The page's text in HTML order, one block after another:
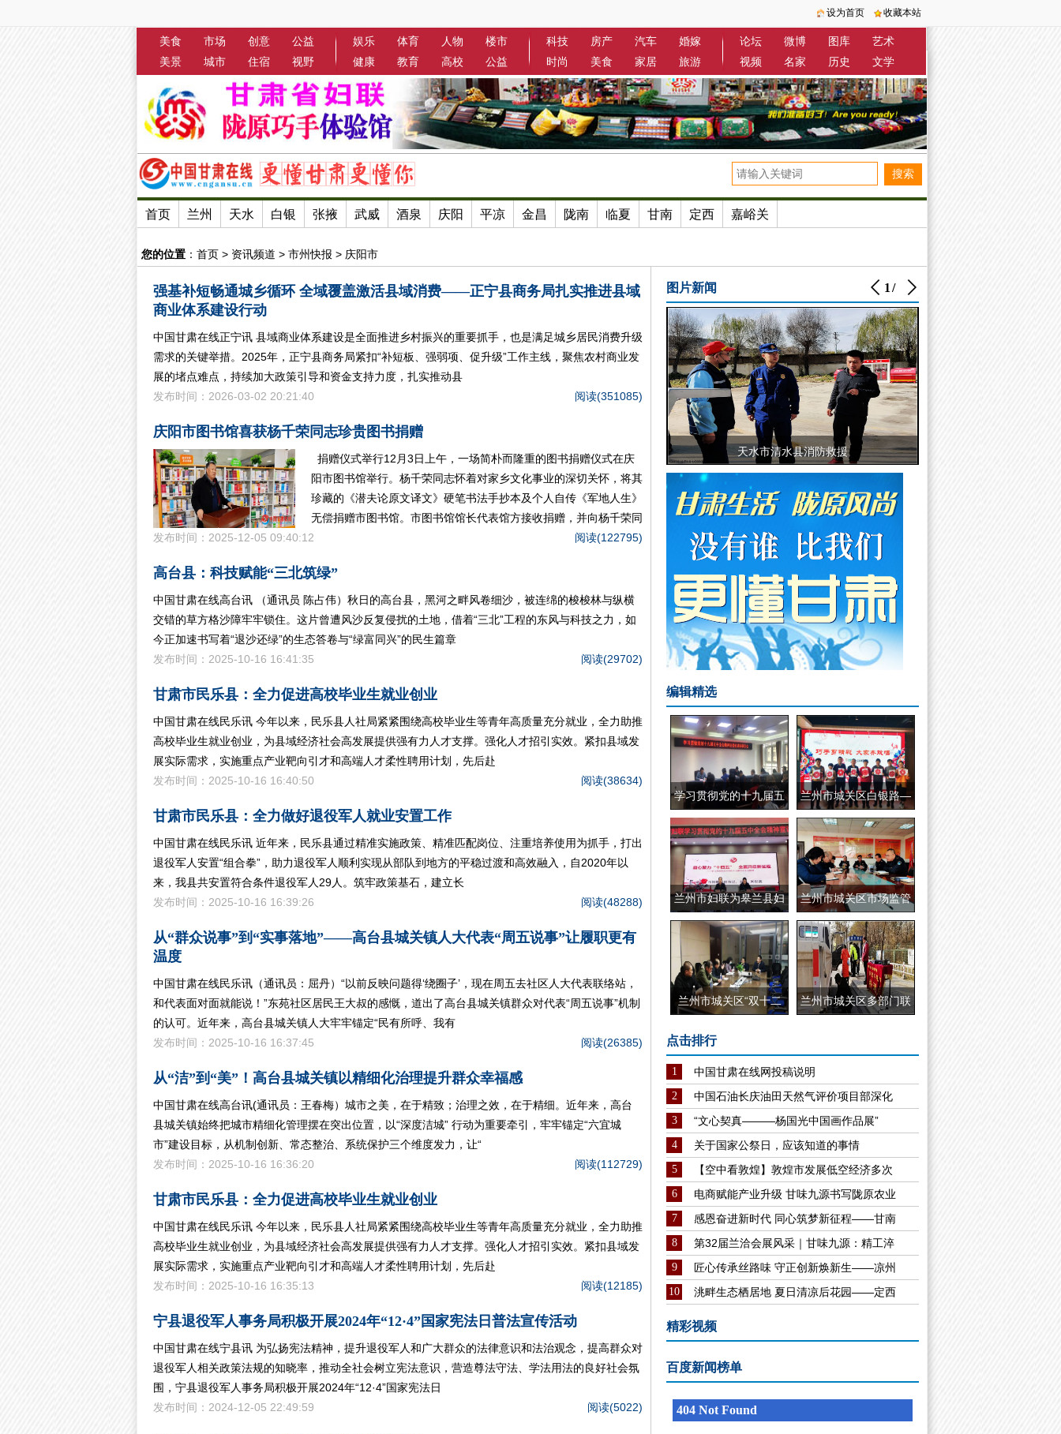
设为首页 收藏本站
美食 市场 创意
公益
美景
城市 住宿 视野
娱乐 体育 人物
楼市
健康
教育 高校 公益
科技 房产 汽车
婚嫁
时尚
美食 家居 旅游
论坛 微博 图库
艺术
视频
名家 历史 文学
首页 兰州 天水 白银 张掖 武威 酒泉 庆阳 平凉 金昌 陇南 临夏 甘南 定西 嘉峪关
您的位置 ： 首页 > 资讯频道 > 市州快报 > 庆阳市
强基补短畅通城乡循环 全域覆盖激活县域消费——正宁县商务局扎实推进县域
商业体系建设行动
中国甘肃在线正宁讯 县域商业体系建设是全面推进乡村振兴的重要抓手，也是满足城乡居民消费升级
需求的关键举措。2025年，正宁县商务局紧扣“补短板、强弱项、促升级”工作主线，聚焦农村商业发
展的堵点难点，持续加大政策引导和资金支持力度，扎实推动县
发布时间：2026-03-02 20:21:40
阅读(351085)
庆阳市图书馆喜获杨千荣同志珍贵图书捐赠
捐赠仪式举行12月3日上午，一场简朴而隆重的图书捐赠仪式在庆
阳市图书馆举行。杨千荣同志怀着对家乡文化事业的深切关怀，将其
珍藏的《潜夫论原文译文》硬笔书法手抄本及个人自传《军地人生》
无偿捐赠市图书馆。市图书馆馆长代表馆方接收捐赠，并向杨千荣同
发布时间：2025-12-05 09:40:12
阅读(122795)
高台县：科技赋能“三北筑绿”
中国甘肃在线高台讯 （通讯员 陈占伟）秋日的高台县，黑河之畔风卷细沙，被连绵的梭梭林与纵横
交错的草方格沙障牢牢锁住。这片曾遭风沙反复侵扰的土地，借着“三北”工程的东风与科技之力，如
今正加速书写着“退沙还绿”的生态答卷与“绿富同兴”的民生篇章
发布时间：2025-10-16 16:41:35
阅读(29702)
甘肃市民乐县：全力促进高校毕业生就业创业
中国甘肃在线民乐讯 今年以来，民乐县人社局紧紧围绕高校毕业生等青年高质量充分就业，全力助推
高校毕业生就业创业，为县域经济社会高发展提供强有力人才支撑。强化人才招引实效。紧扣县域发
展实际需求，实施重点产业靶向引才和高端人才柔性聘用计划，先后赴
发布时间：2025-10-16 16:40:50
阅读(38634)
甘肃市民乐县：全力做好退役军人就业安置工作
中国甘肃在线民乐讯 近年来，民乐县通过精准实施政策、精准匹配岗位、注重培养使用为抓手，打出
退役军人安置“组合拳”，助力退役军人顺利实现从部队到地方的平稳过渡和高效融入，自2020年以
来，我县共安置符合条件退役军人29人。筑牢政策基石，建立长
发布时间：2025-10-16 16:39:26
阅读(48288)
从“群众说事”到“实事落地”——高台县城关镇人大代表“周五说事”让履职更有
温度
中国甘肃在线民乐讯（通讯员：屈丹）“以前反映问题得‘绕圈子’，现在周五去社区人大代表联络站，
和代表面对面就能说！”东苑社区居民王大叔的感慨，道出了高台县城关镇群众对代表“周五说事”机制
的认可。近年来，高台县城关镇人大牢牢锚定“民有所呼、我有
发布时间：2025-10-16 16:37:45
阅读(26385)
从“洁”到“美”！高台县城关镇以精细化治理提升群众幸福感
中国甘肃在线高台讯(通讯员：王春梅）城市之美，在于精致；治理之效，在于精细。近年来，高台
县城关镇始终把城市精细化管理摆在突出位置，以“深度洁城” 行动为重要牵引，牢牢锚定“六宜城
市”建设目标，从机制创新、常态整治、系统保护三个维度发力，让“
发布时间：2025-10-16 16:36:20
阅读(112729)
甘肃市民乐县：全力促进高校毕业生就业创业
中国甘肃在线民乐讯 今年以来，民乐县人社局紧紧围绕高校毕业生等青年高质量充分就业，全力助推
高校毕业生就业创业，为县域经济社会高发展提供强有力人才支撑。强化人才招引实效。紧扣县域发
展实际需求，实施重点产业靶向引才和高端人才柔性聘用计划，先后赴
发布时间：2025-10-16 16:35:13
阅读(12185)
宁县退役军人事务局积极开展2024年“12·4”国家宪法日普法宣传活动
中国甘肃在线宁县讯 为弘扬宪法精神，提升退役军人和广大群众的法律意识和法治观念，提高群众对
退役军人相关政策法规的知晓率，推动全社会树立宪法意识，营造尊法守法、学法用法的良好社会氛
围，宁县退役军人事务局积极开展2024年“12·4”国家宪法日
发布时间：2024-12-05 22:49:59
阅读(5022)
图片新闻 /
1
天水市清水县消防救援
【星党建·冬防】兰州
兰州市城关区白银路街
“天水市中医医院医联
【三社联动】兰州市城
【疫情防控】兰州市城
编辑精选
学习贯彻党的十九届五 兰州市城关区白银路—
兰州市妇联为皋兰县妇 兰州市城关区市场监管
兰州市城关区“双十二 兰州市城关区多部门联
点击排行
1 中国甘肃在线网投稿说明
2 中国石油长庆油田天然气评价项目部深化
3 “文心契真———杨国光中国画作品展”
4 关于国家公祭日，应该知道的事情
5 【空中看敦煌】敦煌市发展低空经济多次
6 电商赋能产业升级 甘味九源书写陇原农业
7 感恩奋进新时代 同心筑梦新征程——甘南
8 第32届兰洽会展风采｜甘味九源：精工淬
9 匠心传承丝路味 守正创新焕新生——凉州
10 洮畔生态栖居地 夏日清凉后花园——定西
精彩视频
百度新闻榜单